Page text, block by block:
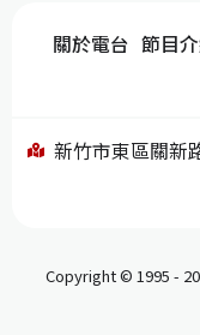
關於電台 節目
新竹市東區關新
Copyright © 1995 -